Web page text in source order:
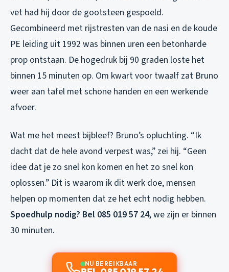
vet had hij door de gootsteen gespoeld.
Gecombineerd met rijstresten van de nasi en de koude
PE leiding uit 1992 was binnen uren een betonharde
prop ontstaan. De hogedruk bij 90 graden loste het
binnen 15 minuten op. Om kwart voor twaalf zat Bruno
weer aan tafel met schone handen en een werkende
afvoer.
Wat me het meest bijbleef? Bruno’s opluchting. “Ik
dacht dat de hele avond verpest was,” zei hij. “Geen
idee dat je zo snel kon komen en het zo snel kon
oplossen.” Dit is waarom ik dit werk doe, mensen
helpen op momenten dat ze het echt nodig hebben.
Spoedhulp nodig? Bel 085 019 57 24, we zijn er binnen
30 minuten.
NU BEREIKBAAR